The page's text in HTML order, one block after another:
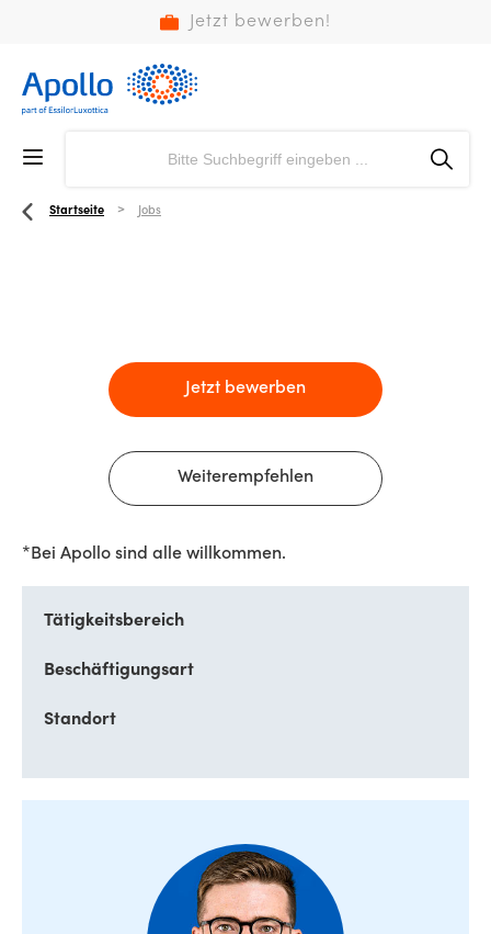
Jetzt bewerben!
Startseite Jobs
Jetzt bewerben
Weiterempfehlen
*Bei Apollo sind alle willkommen.
Tätigkeitsbereich
Beschäftigungsart
Standort